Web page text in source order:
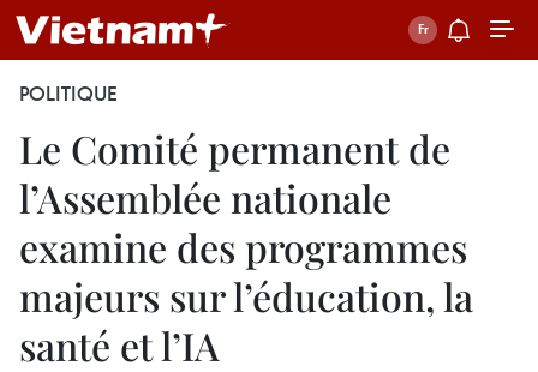
POLITIQUE
Le Comité permanent de
l’Assemblée nationale
examine des programmes
majeurs sur l’éducation, la
santé et l’IA